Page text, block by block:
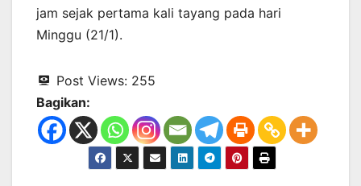
jam sejak pertama kali tayang pada hari
Minggu (21/1).
Post Views: 255
Bagikan: